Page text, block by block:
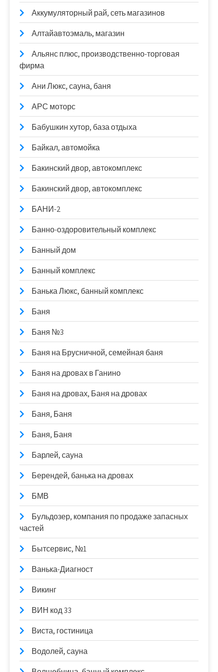
Аккумуляторный рай, сеть магазинов
Алтайавтоэмаль, магазин
Альянс плюс, производственно-торговая
фирма
Ани Люкс, сауна, баня
АРС моторс
Бабушкин хутор, база отдыха
Байкал, автомойка
Бакинский двор, автокомплекс
Бакинский двор, автокомплекс
БАНИ-2
Банно-оздоровительный комплекс
Банный дом
Банный комплекс
Банька Люкс, банный комплекс
Баня
Баня №3
Баня на Брусничной, семейная баня
Баня на дровах в Ганино
Баня на дровах, Баня на дровах
Баня, Баня
Баня, Баня
Барлей, сауна
Берендей, банька на дровах
БМВ
Бульдозер, компания по продаже запасных
частей
Бытсервис, №1
Ванька-Диагност
Викинг
ВИН код 33
Виста, гостиница
Водолей, сауна